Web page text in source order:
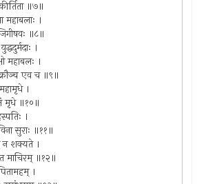
॥७॥
महाबलाः ।
॥८॥
।
महाबलः ।
क्रौञ्च एव च ॥९॥
।
मृधे ॥१०॥
।
सुराः ॥११॥
न शक्यते ।
माचिरम् ॥१२॥
।